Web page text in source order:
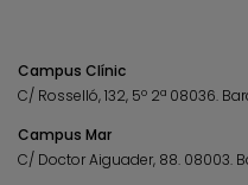
Campus Clínic
C/ Rosselló, 132, 5º 2ª 08036.
Campus Mar
C/ Doctor Aiguader, 88. 08003.